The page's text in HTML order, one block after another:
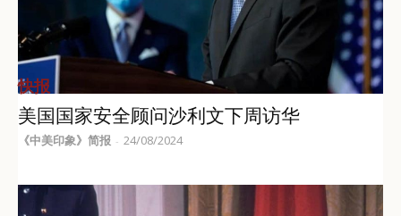
快报
美国国家安全顾问沙利文下周访华
《中美印象》简报 - 24/08/2024